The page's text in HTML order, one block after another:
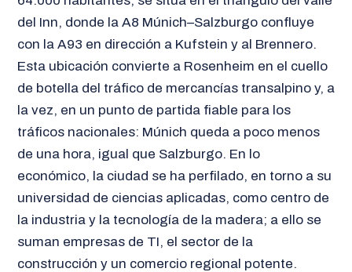
del Inn, donde la A8 Múnich–Salzburgo confluye
con la A93 en dirección a Kufstein y al Brennero.
Esta ubicación convierte a Rosenheim en el cuello
de botella del tráfico de mercancías transalpino y, a
la vez, en un punto de partida fiable para los
tráficos nacionales: Múnich queda a poco menos
de una hora, igual que Salzburgo. En lo
económico, la ciudad se ha perfilado, en torno a su
universidad de ciencias aplicadas, como centro de
la industria y la tecnología de la madera; a ello se
suman empresas de TI, el sector de la
construcción y un comercio regional potente.